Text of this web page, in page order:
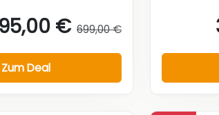
€ 699,00 €
Zum Deal